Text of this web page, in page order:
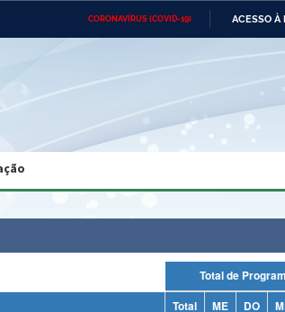
CORONAVÍRUS (COVID-19) ACESSO À
Ministério das
Ministério do Desenvolvimento
Regional
Advocacia-Geral da União Banco Central do
Total ME DO